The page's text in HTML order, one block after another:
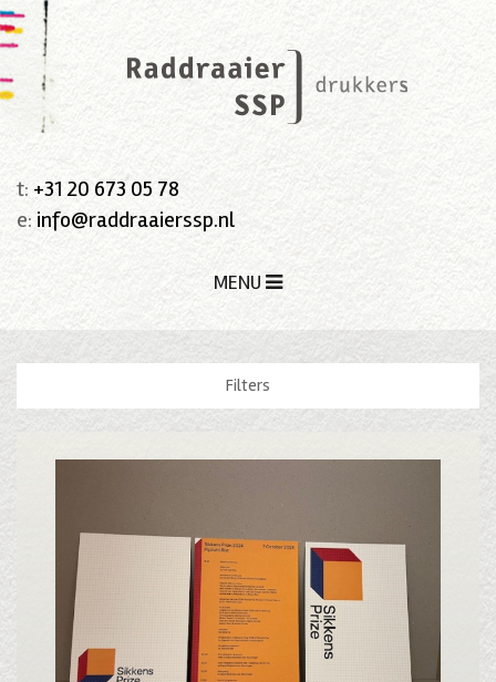
t: +31 20 673 05 78
e: info@raddraaierssp.nl
MENU
Filters